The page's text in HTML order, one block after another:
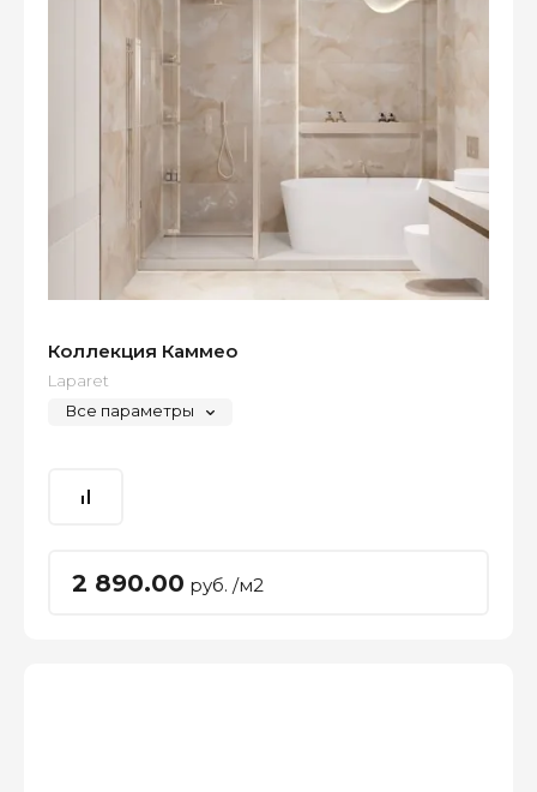
Коллекция Каммео
Laparet
Все параметры
2 890.00 руб. /м2